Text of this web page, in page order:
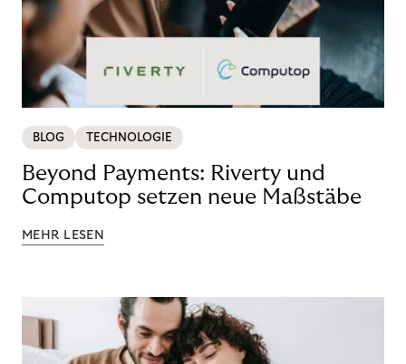
BLOG TECHNOLOGIE
Beyond Payments: Riverty und
Computop setzen neue Maßstäbe
MEHR LESEN